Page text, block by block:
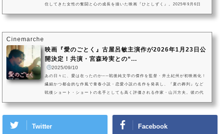
住してきた女性の奮闘と心の成長を描いた映画『ひとしずく』。2025年9月6日
Cinemarche
映画『愛のごとく』古屋呂敏主演作が2026年1月23日公
開決定！共演・宮森玲実との“...
2025/09/10
あの日々に、愛は在ったのか──戦後純文学の傑作を監督・井土紀州が初映画化！
繊細かつ都会的な作風で青春小説・恋愛小説の名作を発表し、『夏の葬列』など
戦後ショート・ショートの名手としても高く評価される作家・山川方夫。彼の代
026年1月23日（金）池袋・新文芸坐で1週間限定公開後、全国順次公開...
Twitter Facebook